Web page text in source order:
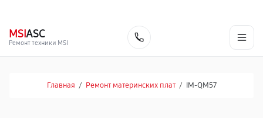
MSIASC
Ремонт техники MSI
Главная / Ремонт материнских плат / IM-QM57